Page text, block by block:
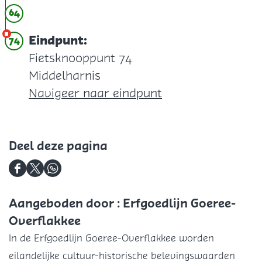
f
d
e
r
t
D
n
e
n
64
74 Eindpunt:
Fietsknooppunt 74
Middelharnis
Navigeer naar eindpunt
Deel deze pagina
D
e
l
d
e
D
e
l
d
e
D
e
l
d
e
Aangeboden door : Erfgoedlijn Goeree-
Overflakkee
In de Erfgoedlijn Goeree-Overflakkee worden
eilandelijke cultuur-historische belevingswaarden